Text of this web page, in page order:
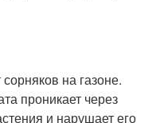
на газоне.
проникает через
и нарушает его